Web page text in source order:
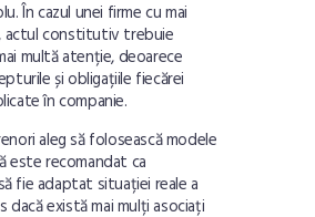
În cazul unei firme cu mai
actul constitutiv trebuie
multă atenție, deoarece
și obligațiile fiecărei
în companie.
aleg să folosească modele
este recomandat ca
fie adaptat situației reale a
dacă există mai mulți asociați